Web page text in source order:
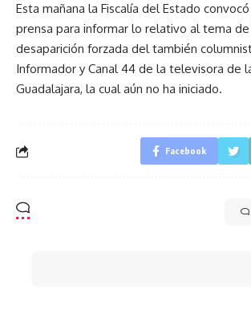
Esta mañana la Fiscalía del Estado
prensa para informar lo relativo al tema
desaparición forzada del también
Informador y Canal 44 de la televisora de
Guadalajara, la cual aún no ha iniciado.
Facebook